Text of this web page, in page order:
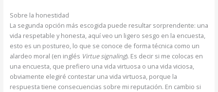
Sobre la honestidad
La segunda opción más escogida puede resultar sorprendente: una
vida respetable y honesta, aquí veo un ligero sesgo en la encuesta,
esto es un postureo, lo que se conoce de forma técnica como un
alardeo moral (en inglés Virtue signaling). Es decir si me colocas en
una encuesta, que prefiero una vida virtuosa o una vida viciosa,
obviamente elegiré contestar una vida virtuosa, porque la
respuesta tiene consecuencias sobre mi reputación. En cambio si